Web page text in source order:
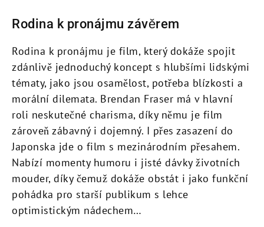
Rodina k pronájmu závěrem
Rodina k pronájmu je film, který dokáže spojit
zdánlivě jednoduchý koncept s hlubšími lidskými
tématy, jako jsou osamělost, potřeba blízkosti a
morální dilemata. Brendan Fraser má v hlavní
roli neskutečné charisma, díky němu je film
zároveň zábavný i dojemný. I přes zasazení do
Japonska jde o film s mezinárodním přesahem.
Nabízí momenty humoru i jisté dávky životních
mouder, díky čemuž dokáže obstát i jako funkční
pohádka pro starší publikum s lehce
optimistickým nádechem…